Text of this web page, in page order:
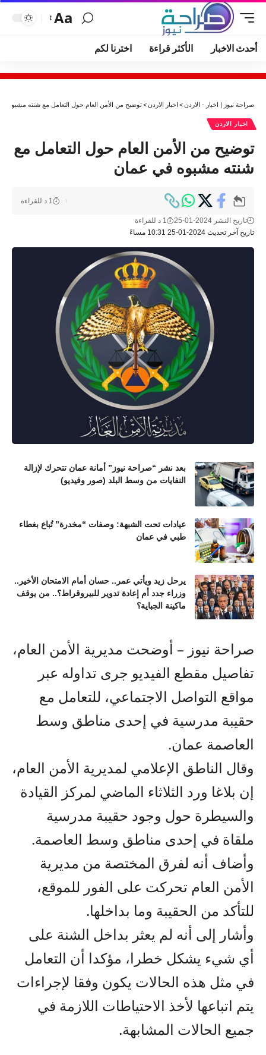
Aa
أحدث الاخبار الأكثر قراءة اخترنا لكم
صراحة نيوز | اخبار - الاردن> اخبار الاردن>توضيح من الأمن العام حول التعامل مع شنته مشبوه
اخبار الاردن
توضيح من الأمن العام حول التعامل مع
شنته مشبوه في عمان
تاريخ آخر تحديث 2024-01-25 10:31 مساءً
تاريخ النشر 2024-01-25 1 د للقراءة
1 د للقراءة
بعد نشر “صراحة نيوز” أمانة عمان تتحرك لإزالة
النفايات من وسط البلد (صور وفيديو)
عيادات تحت الشبهة: وصفات “مخدرة” تُباع بغطاء
طبي في عمان
يرحل زيد ويأتي عمر.. حسان أمام الامتحان الأخير..
وزراء جدد أم إعادة تدوير للبيروقراط؟.. من يوقف
ماكينة الجباية؟
صراحة نيوز – أوضحت مديرية الأمن العام،
تفاصيل مقطع الفيديو جرى تداوله عبر
مواقع التواصل الاجتماعي، للتعامل مع
حقيبة مدرسية في إحدى مناطق وسط
العاصمة عمان.
وقال الناطق الإعلامي لمديرية الأمن العام،
إن بلاغا ورد الثلاثاء الماضي لمركز القيادة
والسيطرة حول وجود حقيبة مدرسية
ملقاة في إحدى مناطق وسط العاصمة.
وأضاف أنه لفرق المختصة من مديرية
الأمن العام تحركت على الفور للموقع،
للتأكد من الحقيبة وما بداخلها.
وأشار إلى أنه لم يعثر بداخل الشنة على
أي شيء يشكل خطرا، مؤكدا أن التعامل
في مثل هذه الحالات يكون وفقا لإجراءات
يتم اتباعها لأخذ الاحتياطات اللازمة في
جميع الحالات المشابهة.